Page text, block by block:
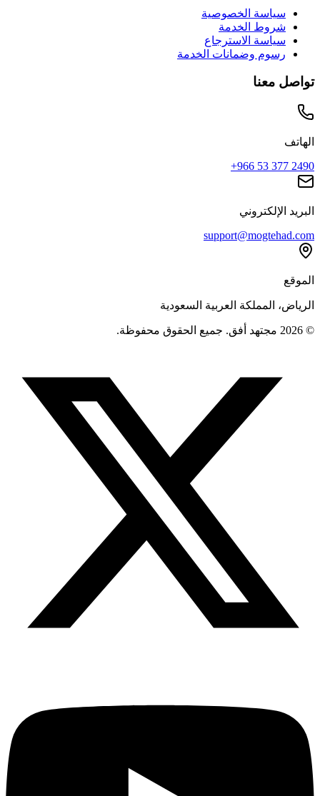
سياسة الخصوصية
شروط الخدمة
سياسة الاسترجاع
رسوم وضمانات الخدمة
تواصل معنا
الهاتف
+966 53 377 2490
البريد الإلكتروني
support@mogtehad.com
الموقع
الرياض، المملكة العربية السعودية
© 2026 مجتهد أفق. جميع الحقوق محفوظة.